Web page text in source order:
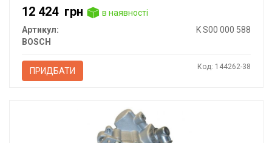
12 424 грн
в наявності
Артикул:
K S00 000 588
BOSCH
ПРИДБАТИ Код: 144262-38